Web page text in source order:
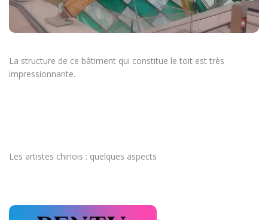
La structure de ce bâtiment qui constitue le toit est très
impressionnante.
Les artistes chinois : quelques aspects